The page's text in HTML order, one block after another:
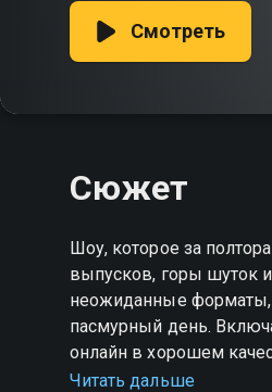
Смотреть
Сюжет
Шоу, которое за
выпусков, горы шуток
неожиданные
пасмурный день.
онлайн в хорошем
Читать дальше